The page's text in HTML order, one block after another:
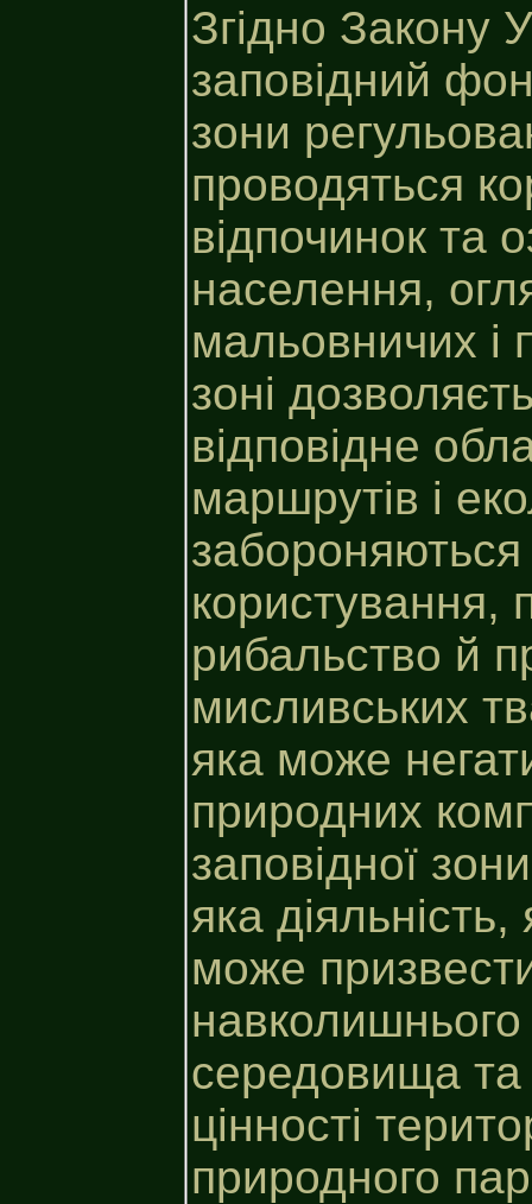
Згідно Закону
заповідний
зони
проводяться
відпочинок та
населення,
мальовничих і
зоні
відповідне
маршрутів і
забороняються
користування,
рибальство й
мисливських
яка може
природних
заповідної
яка
може
середовища та
цінності
природного